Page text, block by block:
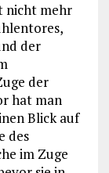
nicht mehr
der
der
hat man
Blick auf
des
im Zuge